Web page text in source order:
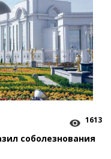
1613
соболезнования